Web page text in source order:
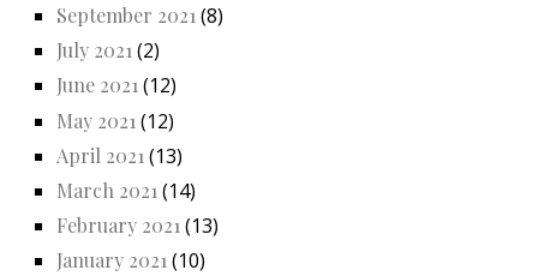
September 2021 (8)
July 2021 (2)
June 2021(12)
May 2021 (12)
April 2021 (13)
March 2021 (14)
February 2021 (13)
January 2021(10)